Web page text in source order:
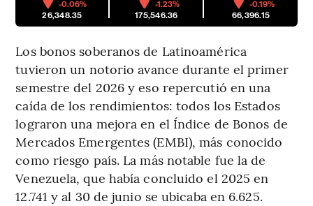
-0.06%
26,348.35
-1.23%
175,546.36
-0.19%
66,396.15
Los bonos soberanos de Latinoamérica
tuvieron un notorio avance durante el primer
semestre del 2026 y eso repercutió en una
caída de los rendimientos: todos los Estados
lograron una mejora en el Índice de Bonos de
Mercados Emergentes (EMBI), más conocido
como riesgo país. La más notable fue la de
Venezuela, que había concluido el 2025 en
12.741 y al 30 de junio se ubicaba en 6.625.